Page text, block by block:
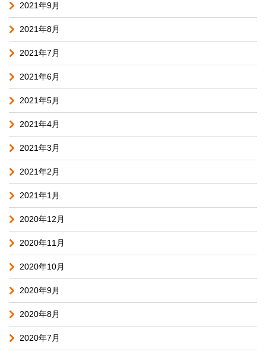
2021年9月
2021年8月
2021年7月
2021年6月
2021年5月
2021年4月
2021年3月
2021年2月
2021年1月
2020年12月
2020年11月
2020年10月
2020年9月
2020年8月
2020年7月